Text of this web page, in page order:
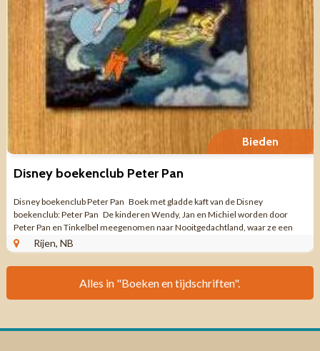
Bieden
Disney boekenclub Peter Pan
Disney boekenclub Peter Pan Boek met gladde kaft van de Disney
boekenclub: Peter Pan De kinderen Wendy, Jan en Michiel worden door
Peter Pan en Tinkelbel meegenomen naar Nooitgedachtland, waar ze een
avontuur beleven met ...
Rijen, NB
Alles in "Boeken en tijdschriften".